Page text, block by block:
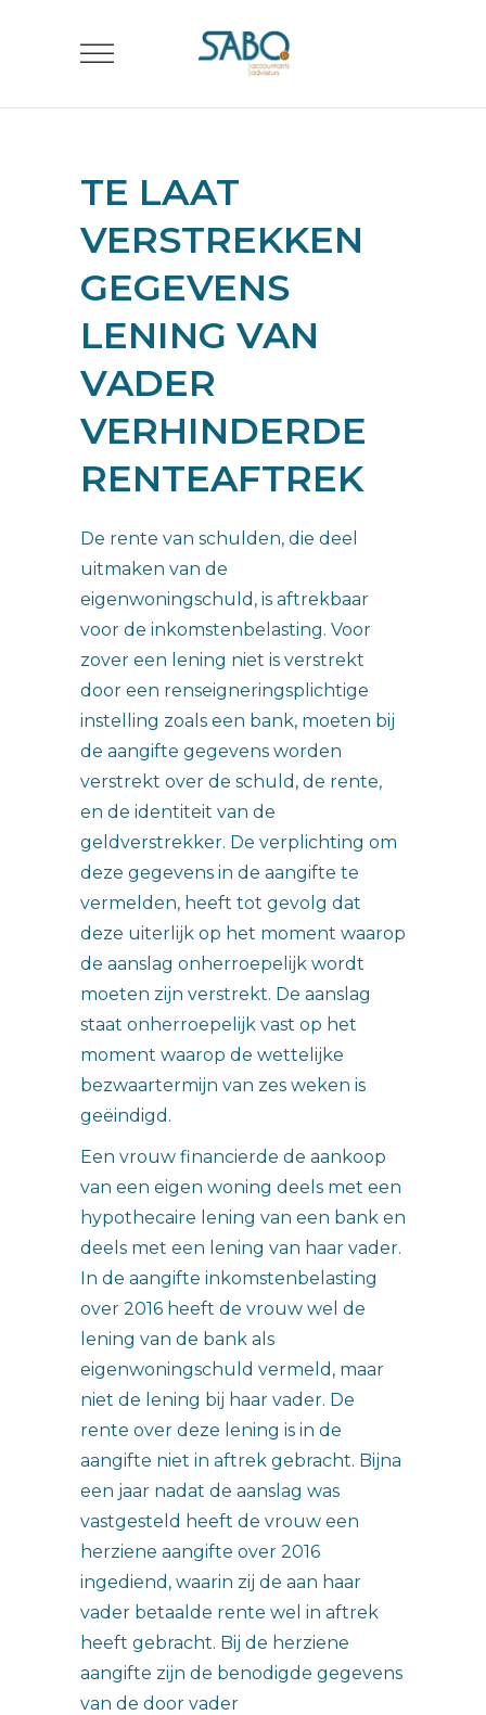
TE LAAT
VERSTREKKEN
GEGEVENS
LENING VAN
VADER
VERHINDERDE
RENTEAFTREK
De rente van schulden, die deel
uitmaken van de
eigenwoningschuld, is aftrekbaar
voor de inkomstenbelasting. Voor
zover een lening niet is verstrekt
door een renseigneringsplichtige
instelling zoals een bank, moeten bij
de aangifte gegevens worden
verstrekt over de schuld, de rente,
en de identiteit van de
geldverstrekker. De verplichting om
deze gegevens in de aangifte te
vermelden, heeft tot gevolg dat
deze uiterlijk op het moment waarop
de aanslag onherroepelijk wordt
moeten zijn verstrekt. De aanslag
staat onherroepelijk vast op het
moment waarop de wettelijke
bezwaartermijn van zes weken is
geëindigd.
Een vrouw financierde de aankoop
van een eigen woning deels met een
hypothecaire lening van een bank en
deels met een lening van haar vader.
In de aangifte inkomstenbelasting
over 2016 heeft de vrouw wel de
lening van de bank als
eigenwoningschuld vermeld, maar
niet de lening bij haar vader. De
rente over deze lening is in de
aangifte niet in aftrek gebracht. Bijna
een jaar nadat de aanslag was
vastgesteld heeft de vrouw een
herziene aangifte over 2016
ingediend, waarin zij de aan haar
vader betaalde rente wel in aftrek
heeft gebracht. Bij de herziene
aangifte zijn de benodigde gegevens
van de door vader